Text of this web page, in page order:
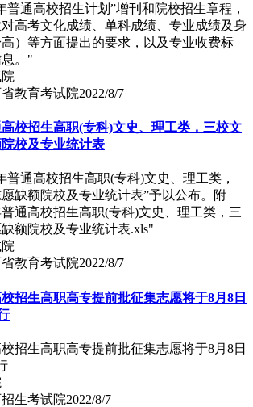
普通高校招生计划”增刊和院校招生章程，
高考文化成绩、单科成绩、专业成绩及身
）等方面提出的要求，以及专业收费标
。"
教育考试院2022/8/7
校招生高职(专科)文史、理工类，三校文
校及专业统计表
普通高校招生高职(专科)文史、理工类，
缺额院校及专业统计表”予以公布。附
通高校招生高职(专科)文史、理工类，三
额院校及专业统计表.xls"
教育考试院2022/8/7
招生高职高专提前批征集志愿将于8月8日
招生高职高专提前批征集志愿将于8月8日
生考试院2022/8/7